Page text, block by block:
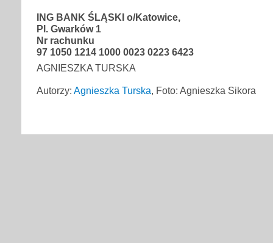
ING BANK ŚLĄSKI o/Katowice,
Pl. Gwarków 1
Nr rachunku
97 1050 1214 1000 0023 0223 6423
AGNIESZKA TURSKA
Autorzy: Agnieszka Turska, Foto: Agnieszka Sikora